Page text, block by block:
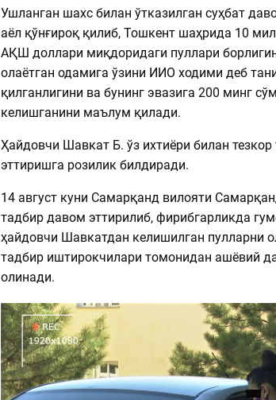
Ушланган шахс билан ўтказилган суҳбат
аёл қўнғироқ қилиб, Тошкент шаҳрида 10
АҚШ доллари миқдоридаги пуллари
олаётган одамига ўзини ИИО ходими деб
қилганлигини ва бунинг эвазига 200 минг
келишганини маълум қилади.
Ҳайдовчи Шавкат Б. ўз ихтиёри билан
эттиришга розилик билдиради.
14 август куни Самарқанд вилояти
тадбир давом эттирилиб, фирибгарликда
ҳайдовчи Шавкатдан келишилган пулларни
тадбир иштирокчилари томонидан ашёвий
олинади.